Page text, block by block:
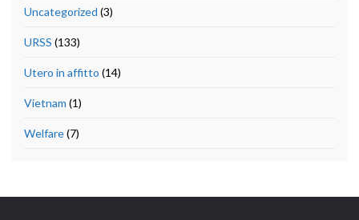
Uncategorized (3)
URSS (133)
Utero in affitto (14)
Vietnam (1)
Welfare(7)